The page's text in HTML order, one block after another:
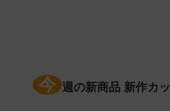
今 週の新商品 新作カ